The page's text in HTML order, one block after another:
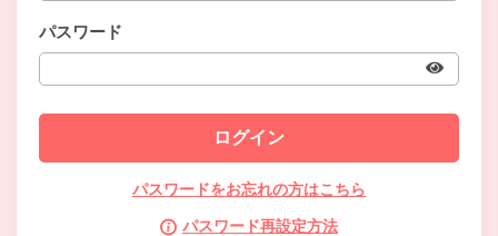
パスワード
パスワードをお忘れの方はこちら
パスワード再設定方法